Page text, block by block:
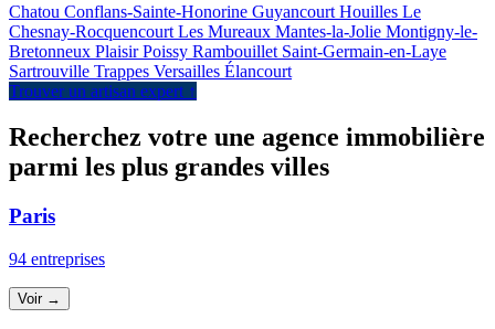
Chatou Conflans-Sainte-Honorine Guyancourt Houilles Le
Chesnay-Rocquencourt Les Mureaux Mantes-la-Jolie Montigny-le-
Bretonneux PlaisirPoissy Rambouillet Saint-Germain-en-Laye
Sartrouville Trappes Versailles Élancourt
Trouver un artisan expert ↑
Recherchez votre une agence immobilière
parmi les plus grandes villes
Paris
94 entreprises
Voir →